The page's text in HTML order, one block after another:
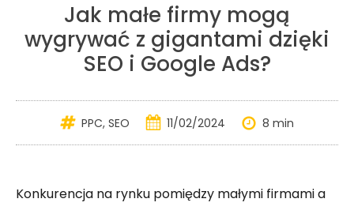
Jak małe firmy mogą
wygrywać z gigantami dzięki
SEO i Google Ads?
PPC, SEO 11/02/2024 8 min
Konkurencja na rynku pomiędzy małymi firmami a